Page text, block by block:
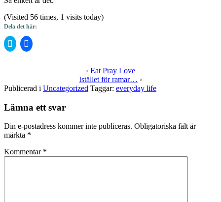
(Visited 56 times, 1 visits today)
Dela det här:
Klicka
för
i
ett
fönster)
Klicka
för
i
ett
fönster)
‹ Eat Pray Love
Istället för ramar… ›
Publicerad i Uncategorized Taggar: everyday life
Lämna ett svar
Din e-postadress kommer inte publiceras. Obligatoriska fält är
märkta *
Kommentar *